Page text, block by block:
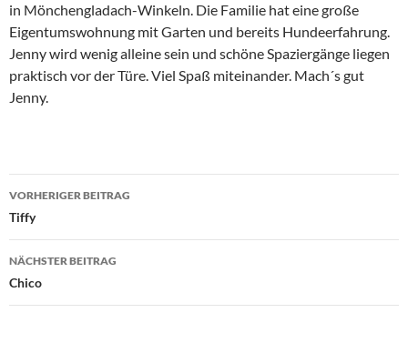
in Mönchengladach-Winkeln. Die Familie hat eine große
Eigentumswohnung mit Garten und bereits Hundeerfahrung.
Jenny wird wenig alleine sein und schöne Spaziergänge liegen
praktisch vor der Türe. Viel Spaß miteinander. Mach´s gut
Jenny.
Beitragsnavigation
VORHERIGER BEITRAG
Tiffy
NÄCHSTER BEITRAG
Chico